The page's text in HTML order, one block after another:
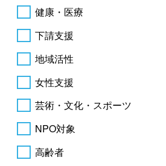
健康・医療
下請支援
地域活性
女性支援
芸術・文化・スポーツ
NPO対象
高齢者